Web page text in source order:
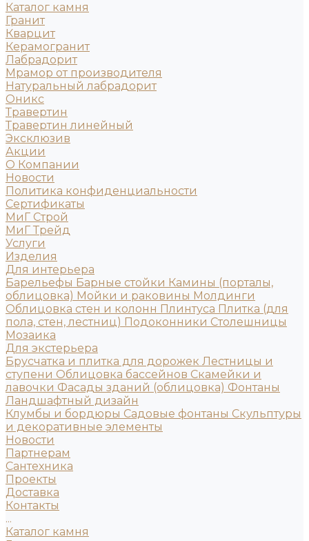
Каталог камня
Гранит
Кварцит
Керамогранит
Лабрадорит
Мрамор от производителя
Натуральный лабрадорит
Оникс
Травертин
Травертин линейный
Эксклюзив
Акции
О Компании
Новости
Политика конфиденциальности
Сертификаты
МиГ Строй
МиГ Трейд
Услуги
Изделия
Для интерьера
Барельефы Барные стойки Камины (порталы,
облицовка) Мойки и раковины Молдинги
Облицовка стен и колонн Плинтуса Плитка (для
пола, стен, лестниц) Подоконники Столешницы
Мозаика
Для экстерьера
Брусчатка и плитка для дорожек Лестницы и
ступени Облицовка бассейнов Скамейки и
лавочки Фасады зданий (облицовка) Фонтаны
Ландшафтный дизайн
Клумбы и бордюры Садовые фонтаны Скульптуры
и декоративные элементы
Новости
Партнерам
Сантехника
Проекты
Доставка
Контакты
...
Каталог камня